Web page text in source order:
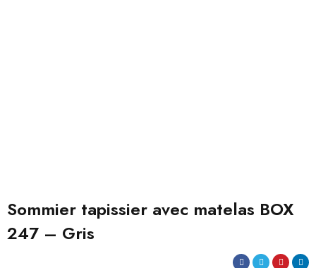
Sommier tapissier avec matelas BOX
247 – Gris